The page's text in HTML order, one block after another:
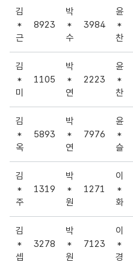
김
*
근
8923
박
*
수
3984
윤
*
찬
김
*
미
1105
박
*
연
2223
윤
*
찬
김
*
옥
5893
박
*
연
7976
윤
*
슬
김
*
주
1319
박
*
원
1271
이
*
화
김
*
셉
3278
박
*
원
7123
이
*
경